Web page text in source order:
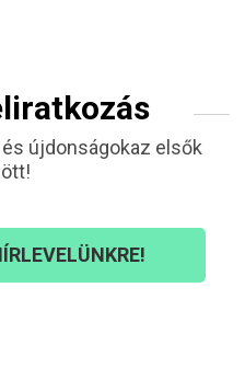
újdonságokaz elsők